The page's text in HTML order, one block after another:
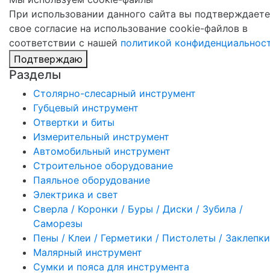
При использовании данного сайта вы подтверждаете
свое согласие на использование cookie-файлов в
соответствии с нашей политикой
Подтверждаю
Разделы
Столярно-слесарный инструмент
Губцевый инструмент
Отвертки и биты
Измерительный инструмент
Автомобильный инструмент
Строительное оборудование
Паяльное оборудование
Электрика и свет
Сверла / Коронки / Буры / Диски / Зубила /
Саморезы
Пены / Клеи / Герметики / Пистолеты / Заклепки
Малярный инструмент
Сумки и пояса для инструмента